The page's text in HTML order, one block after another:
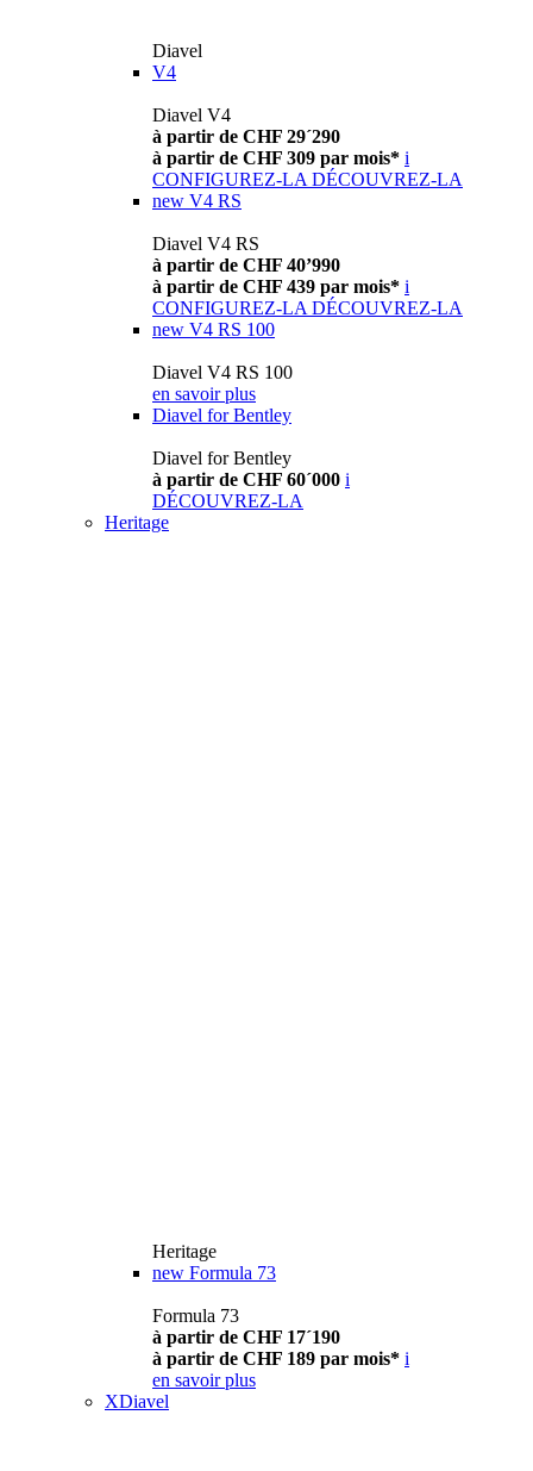
Diavel
V4
Diavel V4
à partir de CHF 29´290
à partir de CHF 309 par mois* i
CONFIGUREZ-LA DÉCOUVREZ-LA
new V4 RS
Diavel V4 RS
à partir de CHF 40’990
à partir de CHF 439 par mois* i
CONFIGUREZ-LA DÉCOUVREZ-LA
new V4 RS 100
Diavel V4 RS 100
en savoir plus
Diavel for Bentley
Diavel for Bentley
à partir de CHF 60´000 i
DÉCOUVREZ-LA
Heritage
Heritage
new Formula 73
Formula 73
à partir de CHF 17´190
à partir de CHF 189 par mois* i
en savoir plus
XDiavel